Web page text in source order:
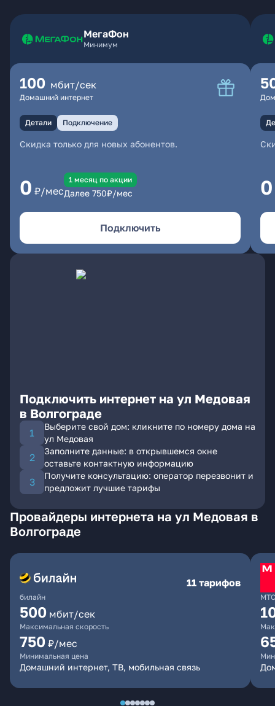
МегаФон
Минимум
100 мбит/сек
Домашний интернет
Детали Подключение
Скидка только для новых абонентов.
0 ₽/мес
1 месяц по акции
Далее 750₽/мес
Подключить
0
Подключить интернет на ул Медовая
в Волгограде
Выберите свой дом: кликните по номеру дома на
ул Медовая
Заполните данные: в открывшемся окне
оставьте контактную информацию
Получите консультацию: оператор перезвонит и
предложит лучшие тарифы
Провайдеры интернета на ул Медовая в
Волгограде
билайн
11 тарифов
500 мбит/сек
Максимальная скорость
750 ₽/мес
Минимальная цена
Домашний интернет, ТВ, мобильная связь
МТС